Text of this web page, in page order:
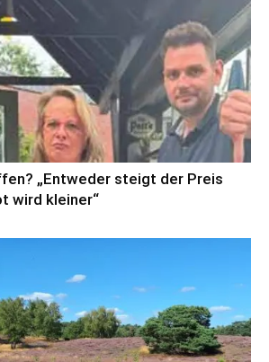
„Entweder steigt der Preis
wird kleiner“